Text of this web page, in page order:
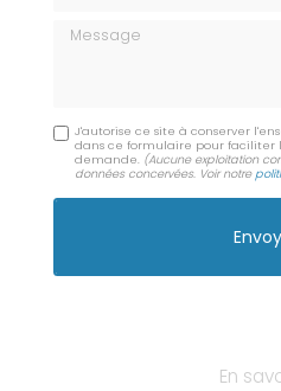
Message
J'autorise ce site à conserver
dans ce formulaire pour
demande. (Aucune exploitation
données concervées. Voir notre
En